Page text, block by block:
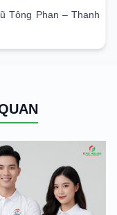
Tông Phan – Thanh